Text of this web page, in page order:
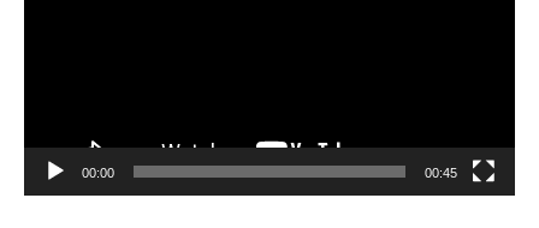
00:00 00:45